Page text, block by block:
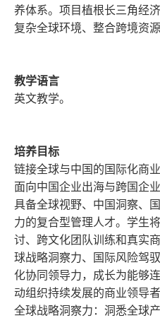
养体系。项目植根长三角经
复杂全球环境、整合跨境资
教学语言
英文教学。
培养目标
链接全球与中国的国际化商
面向中国企业出海与跨国企
具备全球视野、中国洞察、
力的复合型管理人才。学生
讨、跨文化团队训练和真实
球战略洞察力、国际风险驾
化协同领导力，成长为能够
动组织持续发展的商业领导者
全球战略洞察力：洞悉全球